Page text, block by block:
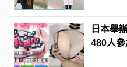
日本舉
480人參